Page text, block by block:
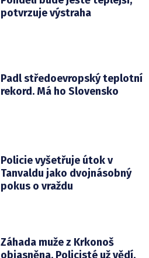
potvrzuje výstraha
Padl středoevropský teplotní
rekord. Má ho Slovensko
Policie vyšetřuje útok v
Tanvaldu jako dvojnásobný
pokus o vraždu
Záhada muže z Krkonoš
objasněna. Policisté už vědí,